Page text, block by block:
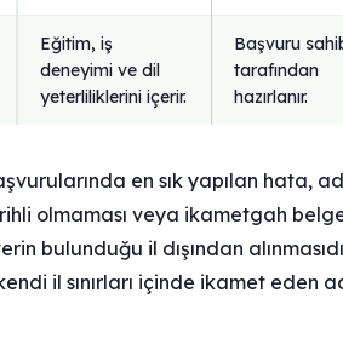
Eğitim, iş
deneyimi ve dil
yeterliliklerini içerir.
Başvuru
tarafından
hazırlanır.
en sık yapılan hata,
olmaması veya ikametgah
bulunduğu il dışından
il sınırları içinde ikamet eden